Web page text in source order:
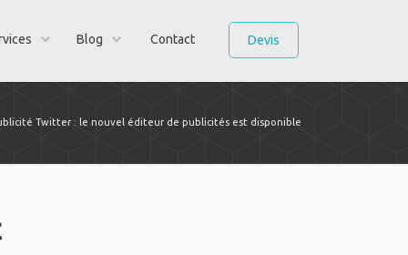
Blog Contact Devis
Twitter : le nouvel éditeur de publicités est disponible